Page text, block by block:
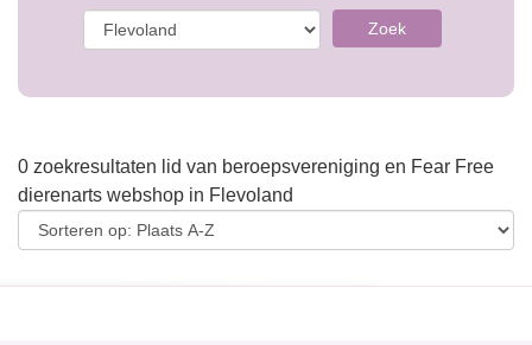
Zoek
0 zoekresultaten lid van beroepsvereniging en Fear Free
dierenarts webshop in Flevoland